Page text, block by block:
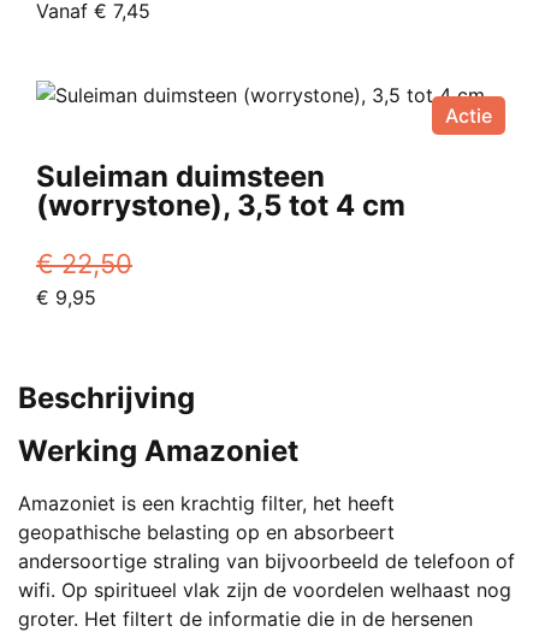
Oorspronkelijke
€ 15,00.
Vanaf € 7,45
Vanaf
heeft
Deze
optie
gekozen
worden
productpagina
Actie
Suleiman duimsteen
(worrystone), 3,5 tot 4 cm
€22,50
Oorspronkelijke
€ 22,50.
€ 9,95
€ 9,95.
Beschrijving
Werking Amazoniet
Amazoniet is een krachtig filter, het heeft
geopathische belasting op en absorbeert
andersoortige straling van bijvoorbeeld de telefoon of
wifi. Op spiritueel vlak zijn de voordelen welhaast nog
groter. Het filtert de informatie die in de hersenen